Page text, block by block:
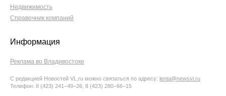
Недвижимость
Справочник компаний
Информация
Реклама во Владивостоке
С редакцией Новостей VL.ru можно связаться по адресу: lenta@newsvl.ru
Телефон: 8 (423) 241−49−26, 8 (423) 280−66−15